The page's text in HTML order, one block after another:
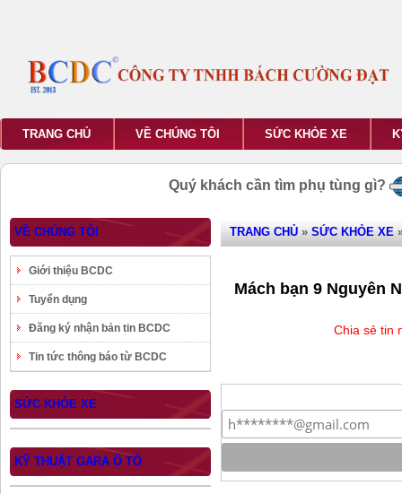
TRANG CHỦ VỀ CHÚNG TÔI SỨC KHỎE XE
Quý khách cần tìm phụ tùng gì?
VỀ CHÚNG TÔI
Giới thiệu BCDC
Tuyển dụng
Đăng ký nhận bản tin BCDC
Tin tức thông báo từ BCDC
SỨC KHỎE XE
KỸ THUẬT GARA Ô TÔ
TRANG CHỦ » SỨC KHỎE XE
Mách bạn 9 Nguyên
Chia sẻ tin